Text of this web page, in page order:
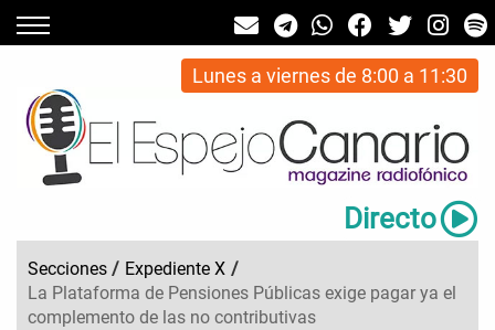
Lunes a viernes de 8:00 a 11:30
Directo
Secciones / Expediente X /
La Plataforma de Pensiones Públicas exige pagar ya el
complemento de las no contributivas